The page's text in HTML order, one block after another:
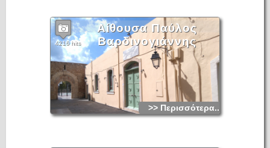
Αίθουσα Παύλος
Βαρδινογιάννης
4216 hits
>> Περισσότερα...